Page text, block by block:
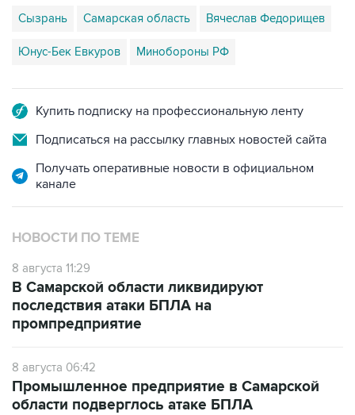
Сызрань Самарская область Вячеслав Федорищев
Юнус-Бек Евкуров Минобороны РФ
Купить подписку на профессиональную ленту
Подписаться на рассылку главных новостей сайта
Получать оперативные новости в официальном
канале
НОВОСТИ ПО ТЕМЕ
8 августа 11:29
В Самарской области ликвидируют
последствия атаки БПЛА на
промпредприятие
8 августа 06:42
Промышленное предприятие в Самарской
области подверглось атаке БПЛА